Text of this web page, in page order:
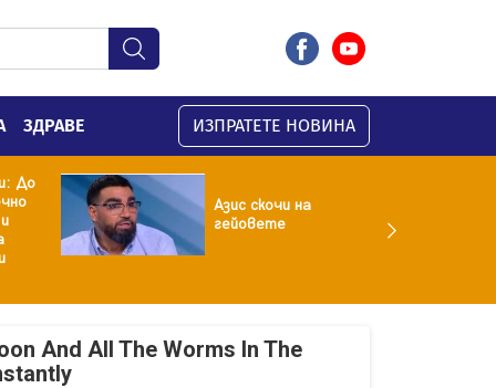
ЗДРАВЕ ИЗПРАТЕТЕ НОВИНА
До
Азис скочи на
гейовете
And All The Worms In The